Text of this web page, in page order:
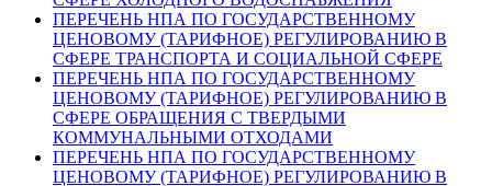
ПЕРЕЧЕНЬ НПА ПО ГОСУДАРСТВЕННОМУ
ЦЕНОВОМУ (ТАРИФНОЕ) РЕГУЛИРОВАНИЮ В
СФЕРЕ ТРАНСПОРТА И СОЦИАЛЬНОЙ СФЕРЕ
ПЕРЕЧЕНЬ НПА ПО ГОСУДАРСТВЕННОМУ
ЦЕНОВОМУ (ТАРИФНОЕ) РЕГУЛИРОВАНИЮ В
СФЕРЕ ОБРАЩЕНИЯ С ТВЕРДЫМИ
КОММУНАЛЬНЫМИ ОТХОДАМИ
ПЕРЕЧЕНЬ НПА ПО ГОСУДАРСТВЕННОМУ
ЦЕНОВОМУ (ТАРИФНОЕ) РЕГУЛИРОВАНИЮ В